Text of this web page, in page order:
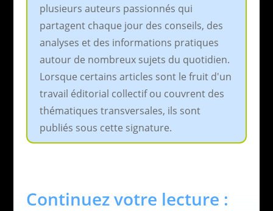
plusieurs auteurs passionnés qui
partagent chaque jour des conseils, des
analyses et des informations pratiques
autour de nombreux sujets du quotidien.
Lorsque certains articles sont le fruit d'un
travail éditorial collectif ou couvrent des
thématiques transversales, ils sont
publiés sous cette signature.
Continuez votre lecture :